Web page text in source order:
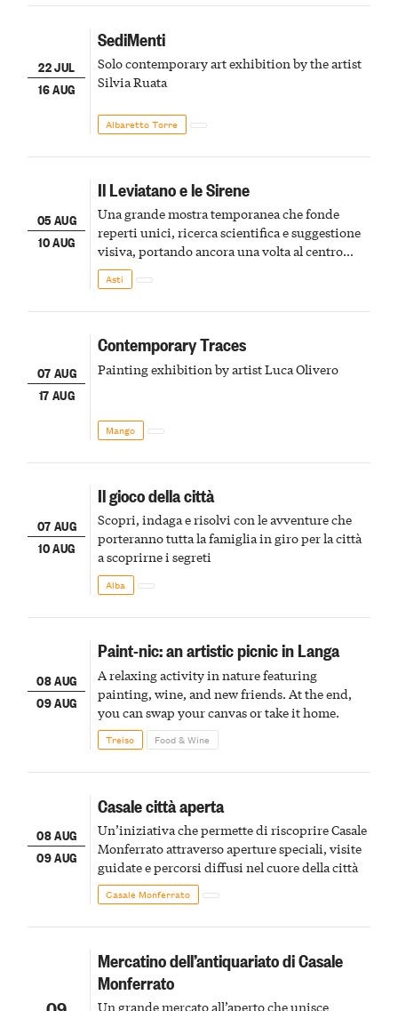
22 JUL
16 AUG
SediMenti
Solo contemporary art exhibition by the artist
Silvia Ruata
Albaretto Torre
05 AUG
10 AUG
Il Leviatano e le Sirene
Una grande mostra temporanea che fonde
reperti unici, ricerca scientifica e suggestione
visiva, portando ancora una volta al centro
della scena le meraviglie del passato astigiano
Asti
07 AUG
17 AUG
Contemporary Traces
Painting exhibition by artist Luca Olivero
Mango
07 AUG
10 AUG
Il gioco della città
Scopri, indaga e risolvi con le avventure che
porteranno tutta la famiglia in giro per la città
a scoprirne i segreti
Alba
08 AUG
09 AUG
Paint-nic: an artistic picnic in Langa
A relaxing activity in nature featuring
painting, wine, and new friends. At the end,
you can swap your canvas or take it home.
Treiso Food & Wine
08 AUG
09 AUG
Casale città aperta
Un’iniziativa che permette di riscoprire Casale
Monferrato attraverso aperture speciali, visite
guidate e percorsi diffusi nel cuore della città
Casale Monferrato
Mercatino dell’antiquariato di Casale
Monferrato
Un grande mercato all’aperto che unisce